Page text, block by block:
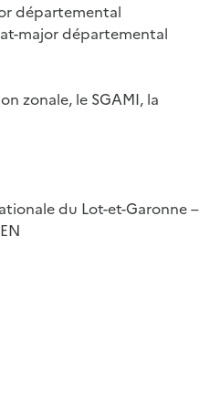
départemental
major départemental
zonale, le SGAMI, la
du Lot-et-Garonne –